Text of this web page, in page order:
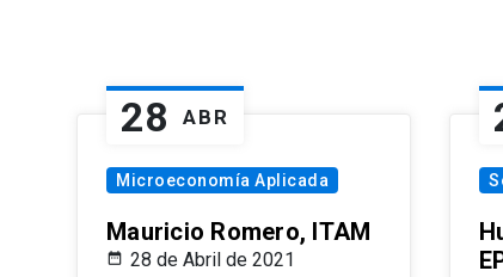
28 ABR
Microeconomía Aplicada
Mauricio Romero, ITAM
28 de Abril de 2021